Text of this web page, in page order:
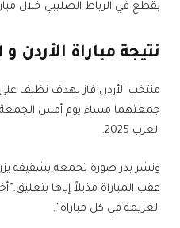
بقطع في الرباط الصليبي خلال
نتيجة مباراة الأردن و
منتخب الأردن فاز بهدف نظيف على
جمعتهما مساء يوم أمس
العرب 2025.
ونشر بدر صورة تجمعه بشقيقه
عقب المباراة مذيلاً إياها
العزيمة في كل مباراة”.